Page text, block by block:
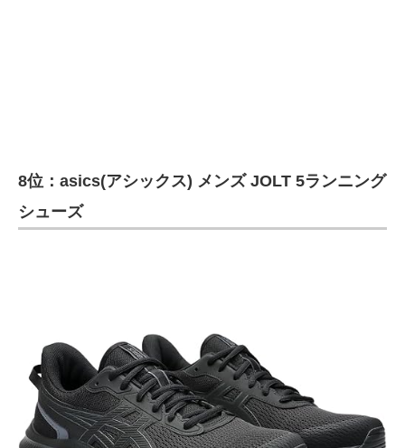
8位：asics(アシックス) メンズ JOLT 5ランニング
シューズ